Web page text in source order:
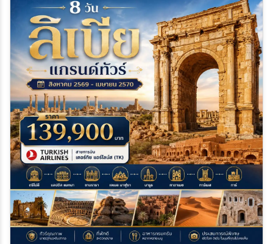
โซน
ประเทศ
เมือง
สายการบิน
ตั้งแต่วันที่
ถึงวันที่